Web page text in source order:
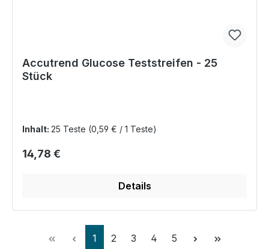
Accutrend Glucose Teststreifen - 25
Stück
Inhalt: 25 Teste (0,59 € / 1 Teste)
Regulärer Preis:
14,78 €
Details
Seite
1 Seite
2 Seite
3 Seite
4 Seite
5